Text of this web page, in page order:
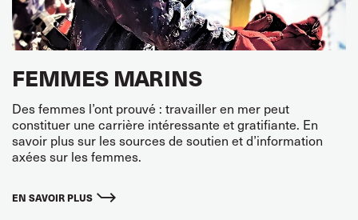
FEMMES MARINS
Des femmes l’ont prouvé : travailler en mer peut
constituer une carrière intéressante et gratifiante. En
savoir plus sur les sources de soutien et d’information
axées sur les femmes.
EN SAVOIR PLUS